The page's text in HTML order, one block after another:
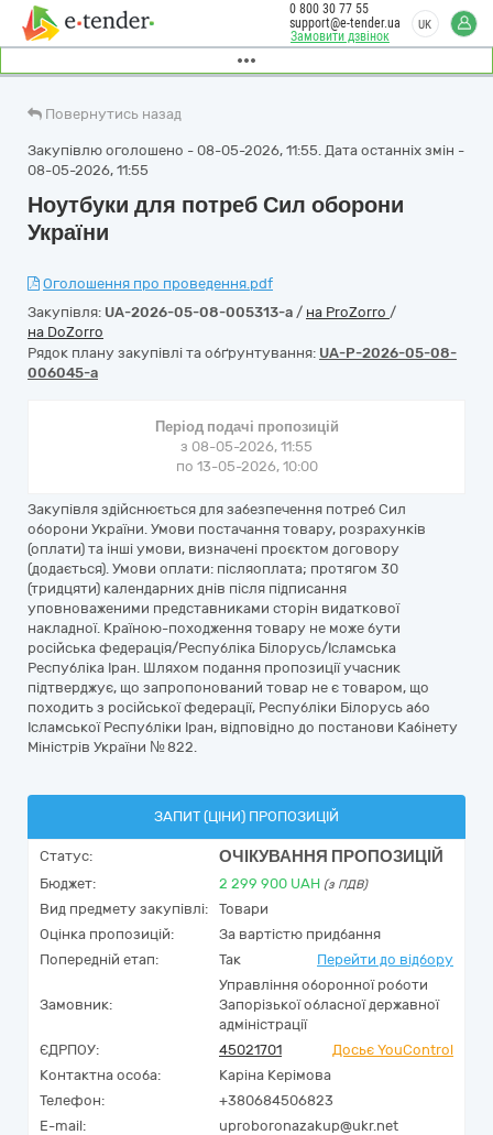
Замовити дзвінок
0 800 30 77 55
support@e-tender.ua
UK
Повернутись назад
Закупівлю оголошено - 08-05-2026, 11:55. Дата останніх змін -
08-05-2026, 11:55
Ноутбуки для потреб Сил оборони
України
Оголошення про проведення.pdf
Закупівля: UA-2026-05-08-005313-a / на ProZorro /
на DoZorro
Рядок плану закупівлі та обґрунтування: UA-P-2026-05-08-
006045-a
Період подачі пропозицій
з 08-05-2026, 11:55
по 13-05-2026, 10:00
Закупівля здійснюється для забезпечення потреб Сил
оборони України. Умови постачання товару, розрахунків
(оплати) та інші умови, визначені проєктом договору
(додається). Умови оплати: післяоплата; протягом 30
(тридцяти) календарних днів після підписання
уповноваженими представниками сторін видаткової
накладної. Країною-походження товару не може бути
російська федерація/Республіка Білорусь/Ісламська
Республіка Іран. Шляхом подання пропозиції учасник
підтверджує, що запропонований товар не є товаром, що
походить з російської федерації, Республіки Білорусь або
Ісламської Республіки Іран, відповідно до постанови Кабінету
Міністрів України № 822.
ЗАПИТ (ЦІНИ) ПРОПОЗИЦІЙ
Статус: ОЧІКУВАННЯ ПРОПОЗИЦІЙ
Бюджет: 2 299 900 UAH (з ПДВ)
Вид предмету закупівлі:
Товари
Оцінка пропозицій:
За вартістю придбання
Попередній етап:
Так Перейти до відбору
Замовник:
Управління оборонної роботи
Запорізької обласної державної
адміністрації
ЄДРПОУ:
45021701
Досьє YouControl
Контактна особа:
Каріна Керімова
Телефон:
+380684506823
E-mail:
uproboronazakup@ukr.net